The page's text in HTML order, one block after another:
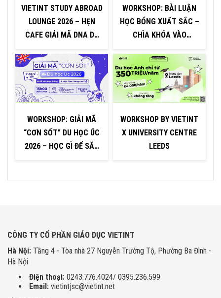
VIETINT STUDY ABROAD
LOUNGE 2026 – HẸN
CAFE GIẢI MÃ DNA DU
WORKSHOP: GIẢI MÃ
“CƠN SỐT” DU HỌC ÚC
2026 – HỌC GÌ ĐỂ SĂN
WORKSHOP: BÀI LUẬN
HỌC BỔNG XUẤT SẮC –
CHÌA KHÓA VÀO
QUỐC 2026
WORKSHOP BY VIETINT
X UNIVERSITY CENTRE
LEEDS
CÔNG TY CỔ PHẦN GIÁO DỤC VIETINT
Hà Nội: Tầng 4 - Tòa nhà 27 Nguyễn Trường Tộ, Phường Ba Đình -
Hà Nội
Điện thoại: 0243.776.4024/ 0395.236.599
Email: vietintjsc@vietint.net